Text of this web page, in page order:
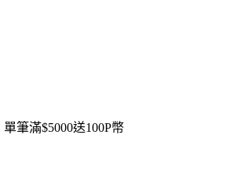
單筆滿$5000送100P幣